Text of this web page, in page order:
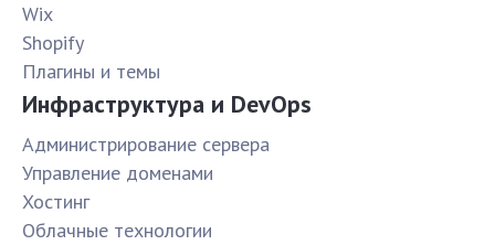
Wix
Shopify
Плагины и темы
Инфраструктура и DevOps
Администрирование сервера
Управление доменами
Хостинг
Облачные технологии